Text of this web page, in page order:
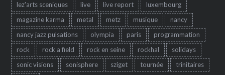
lez'arts sceniques
live live report
luxembourg
magazine karma
metal metz musique
nancy
nancy jazz pulsations
olympia paris
programmation
rock
rock a field rock en seine rockhal
solidays
sonic visions
sonisphere sziget tournée
trinitaires